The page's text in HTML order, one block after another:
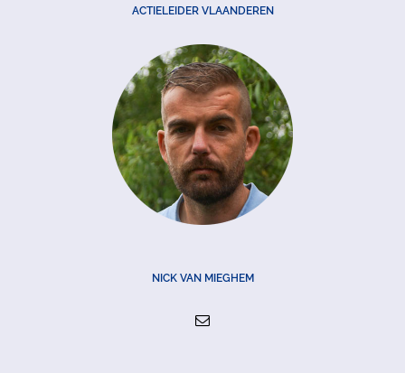
ACTIELEIDER VLAANDEREN
NICK VAN MIEGHEM